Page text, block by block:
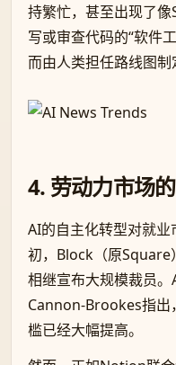
持繁忙，甚至出现了
写或审查代码的“软件
而由人类担任路线图制
4. 劳动力市场
AI的自主化转型对就
初，Block（原
相继宣布大规模裁员
Cannon-Brookes指出
槛已经大幅提高。